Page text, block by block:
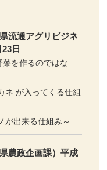
流通アグリビジネ
日
を作るのではな
が入ってくる仕組
出来る仕組み～
農政企画課）平成